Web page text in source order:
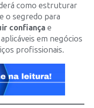
como estruturar
o segredo para
confiança e
em negócios
profissionais.